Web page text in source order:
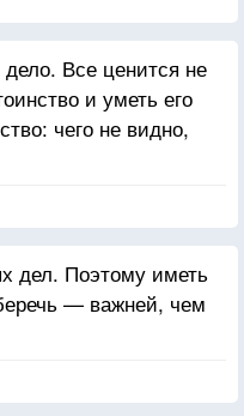
Все ценится не
и уметь его
чего не видно,
дел. Поэтому иметь
— важней, чем